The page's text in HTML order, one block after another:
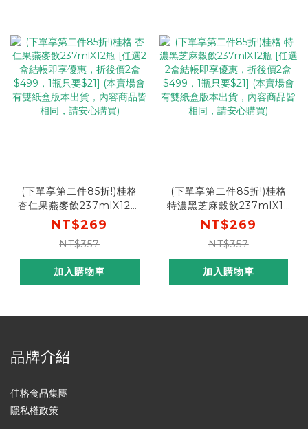
(下單享第二件85折!)桂格
杏仁果燕麥飲237mlX12瓶
[任選2盒結帳即享優惠，折
後價2盒$499，1瓶只要
$21] (本賣場會有雙紙盒版
本出貨，內容商品皆相同，
請安心購買)
NT$269
NT$357
加入購物車
(下單享第二件85折!)桂格
特濃黑芝麻穀飲237mlX12
折後價2盒$499，1瓶只要
$21] (本賣場會有雙紙盒版
本出貨，內容商品皆相同，
請安心購買)
NT$269
NT$357
加入購物車
品牌介紹
佳格食品集團
隱私權政策